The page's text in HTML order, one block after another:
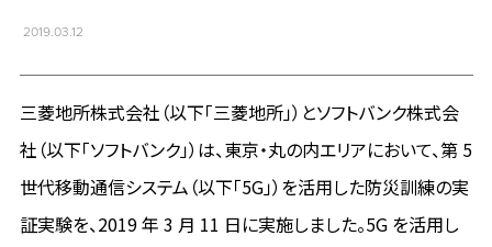
2019.03.12
三菱地所株式会社（以下「三菱地所」）とソフトバンク株式会
社（以下「ソフトバンク」）は、東京・丸の内エリアにおいて、第 5
世代移動通信システム（以下「5G」）を活用した防災訓練の実
証実験を、2019 年 3 月 11 日に実施しました。5G を活用し